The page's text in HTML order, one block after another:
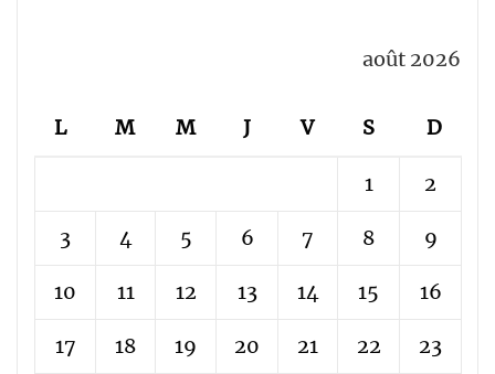
août 2026
L M M J V S D
1 2
3 4 5 6 7 8 9
10 11 12 13 14 15 16
17 18 19 20 21 22 23